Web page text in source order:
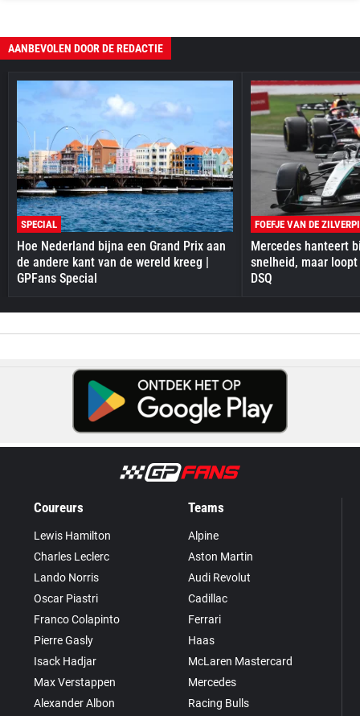
AANBEVOLEN DOOR DE REDACTIE
SPECIAL
Hoe Nederland bijna een Grand Prix aan
de andere kant van de wereld kreeg |
GPFans Special
FOEFJE VAN DE
Mercedes hanteert
snelheid, maar
DSQ
Coureurs
Lewis Hamilton
Charles Leclerc
Lando Norris
Oscar Piastri
Franco Colapinto
Pierre Gasly
Isack Hadjar
Max Verstappen
Alexander Albon
Teams
Alpine
Aston Martin
Audi Revolut
Cadillac
Ferrari
Haas
McLaren Mastercard
Mercedes
Racing Bulls